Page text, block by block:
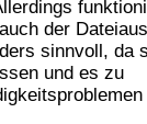
der
sinnvoll, da
und es zu